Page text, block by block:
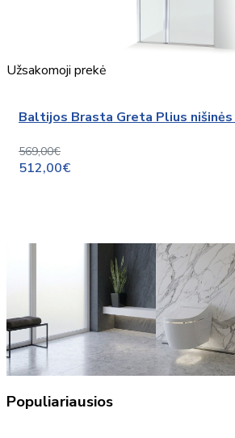
Užsakomoji prekė
Baltijos Brasta Greta Plius nišinės
569,00€
512,00€
Populiariausios